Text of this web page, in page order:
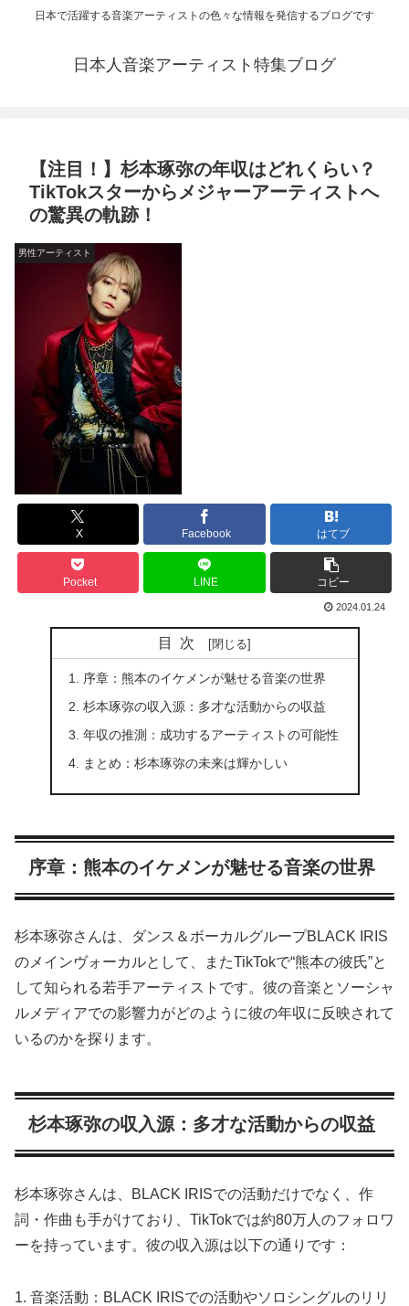
日本で活躍する音楽アーティストの色々な情報を発信するブログです
日本人音楽アーティスト特集ブログ
【注目！】杉本琢弥の年収はどれくらい？
TikTokスターからメジャーアーティストへ
の驚異の軌跡！
男性アーティスト
X Facebook はてブ
Pocket LINE コピー
2024.01.24
目次
序章：熊本のイケメンが魅せる音楽の世界
杉本琢弥の収入源：多才な活動からの収益
年収の推測：成功するアーティストの可能性
まとめ：杉本琢弥の未来は輝かしい
序章：熊本のイケメンが魅せる音楽の世界
杉本琢弥さんは、ダンス＆ボーカルグループBLACK IRIS
のメインヴォーカルとして、またTikTokで“熊本の彼氏”と
して知られる若手アーティストです。彼の音楽とソーシャ
ルメディアでの影響力がどのように彼の年収に反映されて
いるのかを探ります。
杉本琢弥の収入源：多才な活動からの収益
杉本琢弥さんは、BLACK IRISでの活動だけでなく、作
詞・作曲も手がけており、TikTokでは約80万人のフォロワ
ーを持っています。彼の収入源は以下の通りです：
1. 音楽活動：BLACK IRISでの活動やソロシングルのリリ